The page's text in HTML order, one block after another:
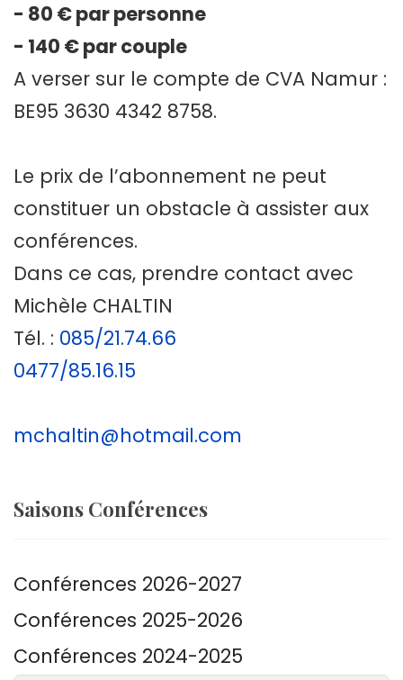
- 80 € par personne
- 140 € par couple
A verser sur le compte de CVA Namur :
BE95 3630 4342 8758.
Le prix de l’abonnement ne peut
constituer un obstacle à assister aux
conférences.
Dans ce cas, prendre contact avec
Michèle CHALTIN
Tél. : 085/21.74.66
0477/85.16.15
mchaltin@hotmail.com
Saisons Conférences
Conférences 2026-2027
Conférences 2025-2026
Conférences 2024-2025